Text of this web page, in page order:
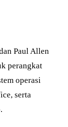
Paul Allen
perangkat
operasi
serta